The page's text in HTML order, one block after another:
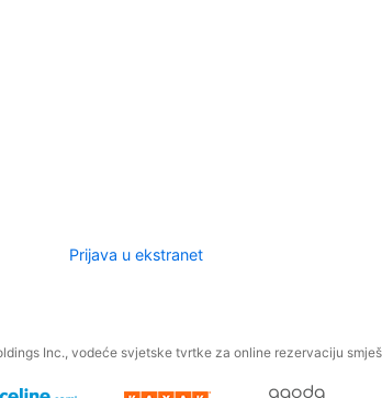
Prijava u ekstranet
Inc., vodeće svjetske tvrtke za online rezervaciju